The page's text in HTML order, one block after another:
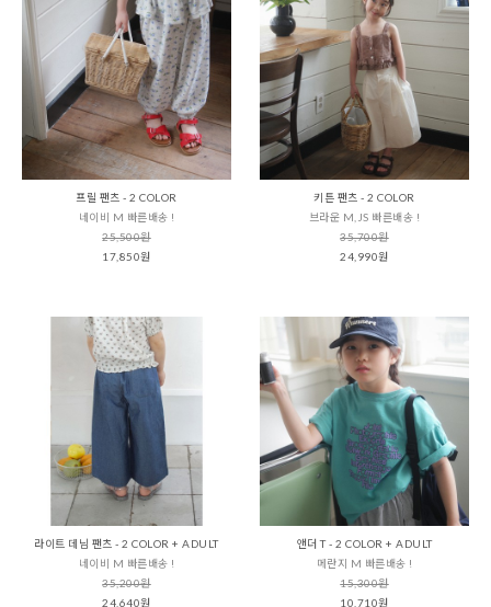
프릴 팬츠 - 2 COLOR
네이비 M 빠른배송 !
25,500원
17,850원
키튼 팬츠 - 2 COLOR
브라운 M,JS 빠른배송 !
35,700원
24,990원
라이트 데님 팬츠 - 2 COLOR + ADULT
네이비 M 빠른배송 !
35,200원
24,640원
앤더 T - 2 COLOR + ADULT
메란지 M 빠른배송 !
15,300원
10,710원